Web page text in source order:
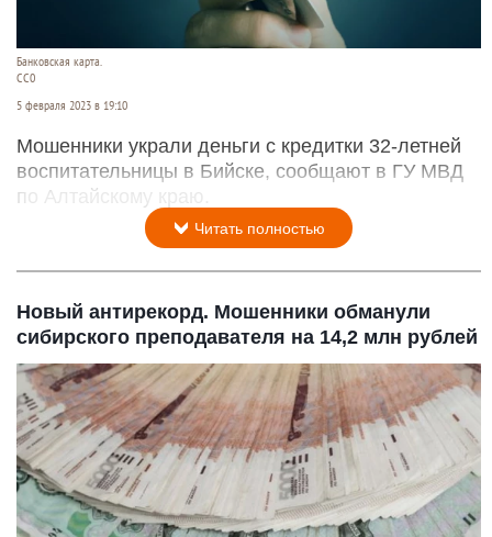
Банковская карта.
СС0
5 февраля 2023 в 19:10
Мошенники украли деньги с кредитки 32-летней
воспитательницы в Бийске, сообщают в ГУ МВД
по Алтайскому краю.
Читать полностью
Новый антирекорд. Мошенники обманули
сибирского преподавателя на 14,2 млн рублей